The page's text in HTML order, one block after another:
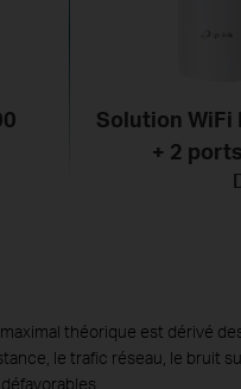
Solution WiFi
+ 2
théorique est dérivé
le trafic réseau, le bruit